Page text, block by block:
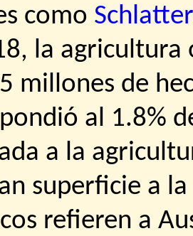
como
la agricultura
millones de
al 1.8%
a la
superficie a
refieren a